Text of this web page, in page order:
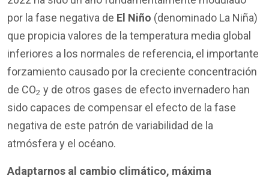
por la fase negativa de El Niño (denominado La Niña)
que propicia valores de la temperatura media global
inferiores a los normales de referencia, el importante
forzamiento causado por la creciente concentración
de CO2 y de otros gases de efecto invernadero han
sido capaces de compensar el efecto de la fase
negativa de este patrón de variabilidad de la
atmósfera y el océano.
Adaptarnos al cambio climático, máxima